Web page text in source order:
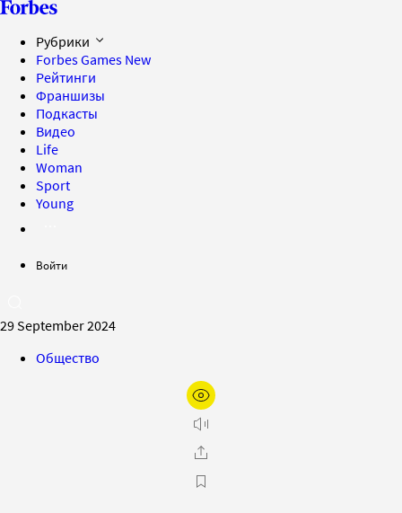
Рубрики
Forbes Games New
Рейтинги
Франшизы
Подкасты
Видео
Life
Woman
Sport
Young
Войти
29 September 2024
Общество